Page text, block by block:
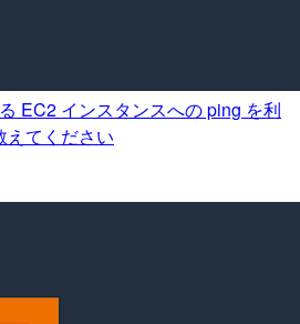
EC2 インスタンスへの ping を利
えてください